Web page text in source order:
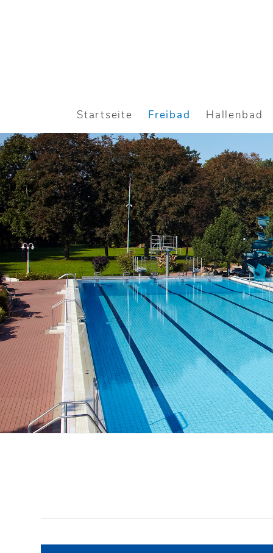
Startseite Freibad Hallenbad